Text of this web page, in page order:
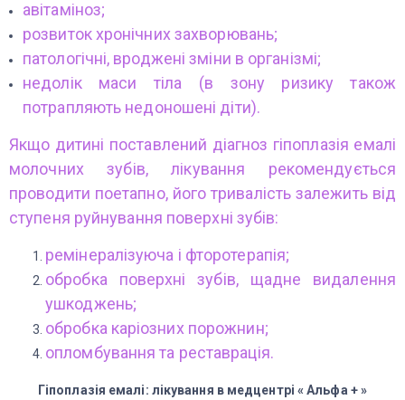
авітаміноз;
розвиток хронічних захворювань;
патологічні, вроджені зміни в організмі;
недолік маси тіла (в зону ризику також
потрапляють недоношені діти).
Якщо дитині поставлений діагноз гіпоплазія емалі
молочних зубів, лікування рекомендується
проводити поетапно, його тривалість залежить від
ступеня руйнування поверхні зубів:
ремінералізуюча і фторотерапія;
обробка поверхні зубів, щадне видалення
ушкоджень;
обробка каріозних порожнин;
опломбування та реставрація.
Гіпоплазія емалі: лікування в медцентрі « Альфа + »